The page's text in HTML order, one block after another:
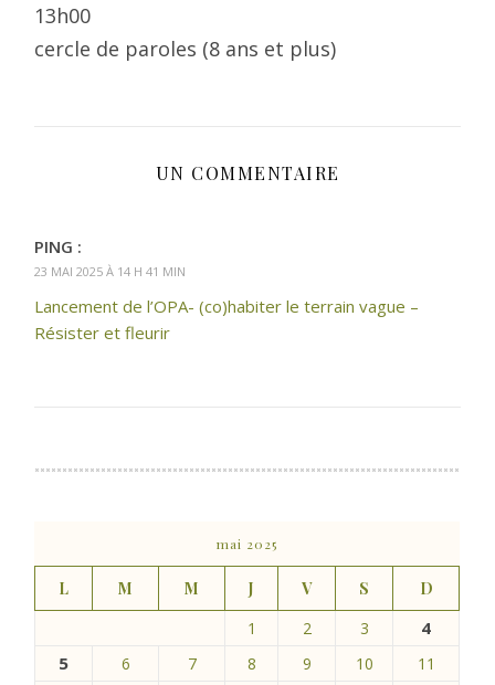
13h00
cercle de paroles (8 ans et plus)
UN COMMENTAIRE
PING :
23 MAI 2025 À 14 H 41 MIN
Lancement de l’OPA- (co)habiter le terrain vague –
Résister et fleurir
mai 2025
L M M J V S
D
1
2 3
4
5
6 7 8 9 10 11